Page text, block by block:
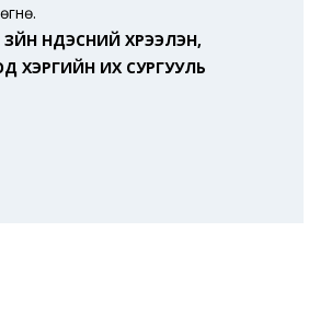
ҮНДЭСНИЙ ХҮРЭЭЛЭН,
ХЭРГИЙН ИХ СУРГУУЛЬ